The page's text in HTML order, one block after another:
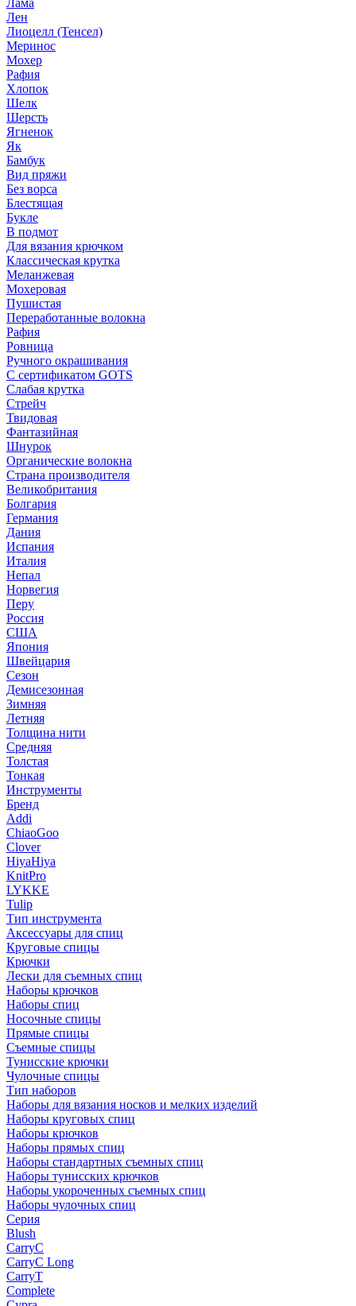
Лама
Лен
Лиоцелл (Тенсел)
Меринос
Мохер
Рафия
Хлопок
Шелк
Шерсть
Ягненок
Як
Бамбук
Вид пряжи
Без ворса
Блестящая
Букле
В подмот
Для вязания крючком
Классическая крутка
Меланжевая
Мохеровая
Пушистая
Переработанные волокна
Рафия
Ровница
Ручного окрашивания
С сертификатом GOTS
Слабая крутка
Стрейч
Твидовая
Фантазийная
Шнурок
Органические волокна
Страна производителя
Великобритания
Болгария
Германия
Дания
Испания
Италия
Непал
Норвегия
Перу
Россия
США
Япония
Швейцария
Сезон
Демисезонная
Зимняя
Летняя
Толщина нити
Средняя
Толстая
Тонкая
Инструменты
Бренд
Addi
ChiaoGoo
Clover
HiyaHiya
KnitPro
LYKKE
Tulip
Тип инструмента
Аксессуары для спиц
Круговые спицы
Крючки
Лески для съемных спиц
Наборы крючков
Наборы спиц
Носочные спицы
Прямые спицы
Съемные спицы
Тунисские крючки
Чулочные спицы
Тип наборов
Наборы для вязания носков и мелких изделий
Наборы круговых спиц
Наборы крючков
Наборы прямых спиц
Наборы стандартных съемных спиц
Наборы тунисских крючков
Наборы укороченных съемных спиц
Наборы чулочных спиц
Серия
Blush
CarryC
CarryC Long
CarryT
Complete